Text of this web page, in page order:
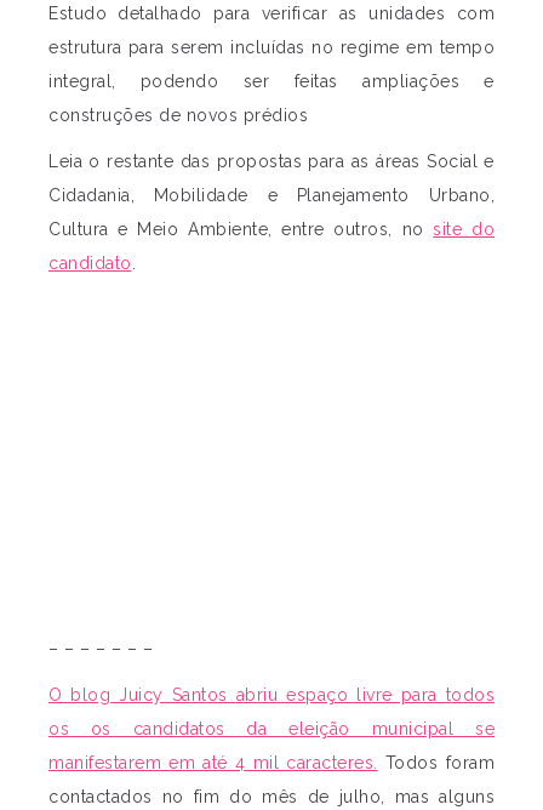
Estudo detalhado para verificar as unidades com
estrutura para serem incluídas no regime em tempo
integral, podendo ser feitas ampliações e
construções de novos prédios
Leia o restante das propostas para as áreas Social e
Cidadania, Mobilidade e Planejamento Urbano,
Cultura e Meio Ambiente, entre outros, nosite do
candidato.
– – – – – – –
O blog Juicy Santos abriu espaço livre para todos
os os candidatos da eleição municipal se
manifestarem em até 4 mil caracteres. Todos foram
contactados no fim do mês de julho, mas alguns